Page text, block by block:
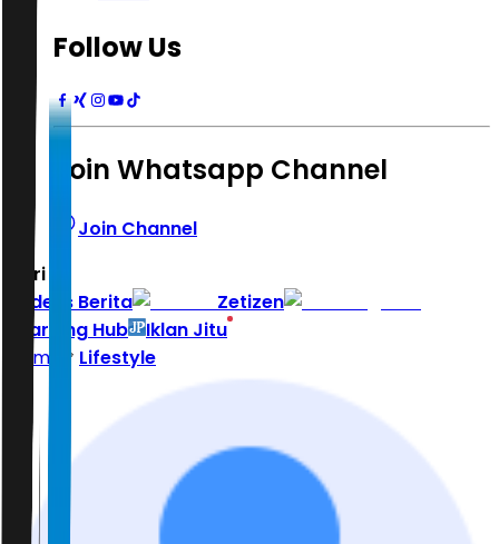
Follow Us
Join Whatsapp Channel
Join Channel
Hari ini
Indeks Berita
Zetizen
Learning Hub
Iklan Jitu
Home
Lifestyle